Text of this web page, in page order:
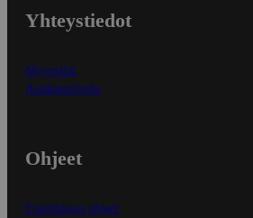
Yhteystiedot
Myymälät
Asiakaspalvelu
Ohjeet
Ensitilaajan ohjeet